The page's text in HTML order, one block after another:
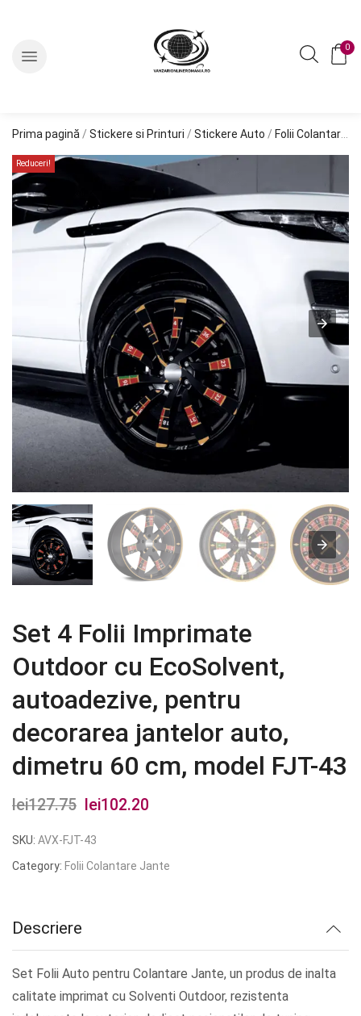
0
Prima pagină / Stickere si Printuri / Stickere Auto / Folii Colantare Jante
Reduceri!
Set 4 Folii Imprimate
Outdoor cu EcoSolvent,
autoadezive, pentru
decorarea jantelor auto,
dimetru 60 cm, model FJT-43
lei127.75
Prețul
inițial
a
lei102.20
este:
SKU: AVX-FJT-43
Category: Folii Colantare Jante
Descriere
Set Folii Auto pentru Colantare Jante, un produs de inalta
calitate imprimat cu Solventi Outdoor, rezistenta